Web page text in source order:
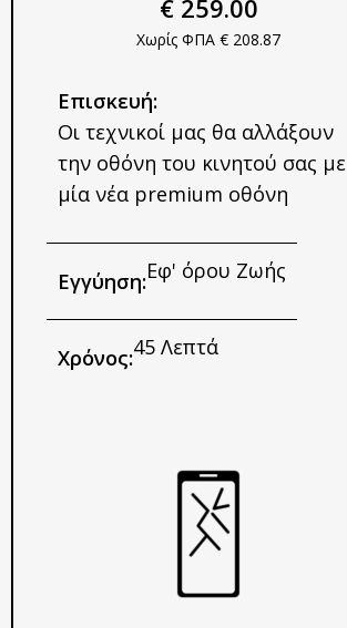
€ 259.00
Χωρίς ΦΠΑ € 208.87
Επισκευή:
Οι τεχνικοί μας θα αλλάξουν
την οθόνη του κινητού σας με
μία νέα premium οθόνη
Εγγύηση:Εφ' όρου Ζωής
Χρόνος:45 Λεπτά